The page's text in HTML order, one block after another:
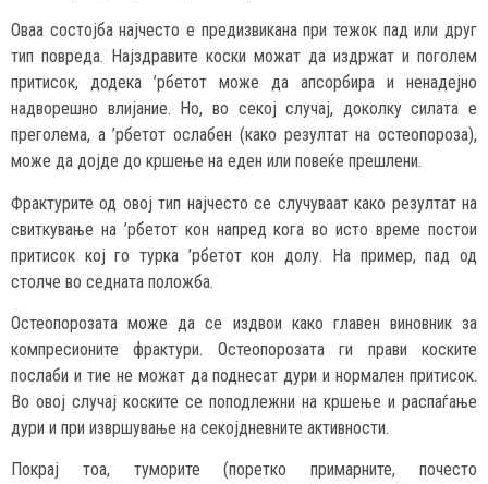
Оваа состојба најчесто е предизвикана при тежок пад или друг
тип повреда. Најздравите коски можат да издржат и поголем
притисок, додека ’рбетот може да апсорбира и ненадејно
надворешно влијание. Но, во секој случај, доколку силата е
преголема, а ’рбетот ослабен (како резултат на остеопороза),
може да дојде до кршење на еден или повеќе прешлени.
Фрактурите од овој тип најчесто се случуваат како резултат на
свиткување на ’рбетот кон напред кога во исто време постои
притисок кој го турка ’рбетот кон долу. На пример, пад од
столче во седната положба.
Остеопорозата може да се издвои како главен виновник за
компресионите фрактури. Остеопорозата ги прави коските
послаби и тие не можат да поднесат дури и нормален притисок.
Во овој случај коските се поподлежни на кршење и распаѓање
дури и при извршување на секојдневните активности.
Покрај тоа, туморите (поретко примарните, почесто